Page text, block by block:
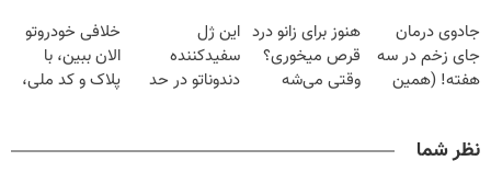
میلیون تومان!!!
(40%off)
خانگی
فقط ۲۵ میلیون
جادوی درمان
جای زخم در سه
هفته! (همین
هنوز برای زانو درد
قرص میخوری؟
وقتی می‌شه
این ژل
سفیدکننده
دندوناتو در حد
(40%تخفیف)
خلافی خودروتو
الان ببین، با
پلاک و کد ملی،
نظر شما